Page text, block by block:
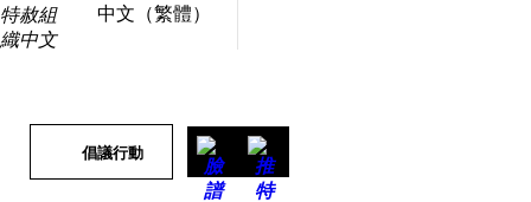
中文（繁體）
倡議行動